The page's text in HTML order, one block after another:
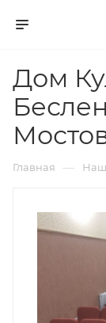
Дом
Главная —